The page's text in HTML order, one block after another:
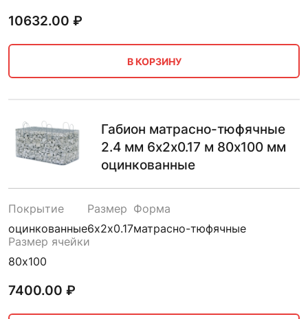
10632.00 ₽
В КОРЗИНУ
Габион матрасно-тюфячные
2.4 мм 6х2х0.17 м 80х100 мм
оцинкованные
Покрытие
оцинкованные
Размер
6х2х0.17
Форма
матрасно-тюфячные
Размер ячейки
80х100
7400.00 ₽